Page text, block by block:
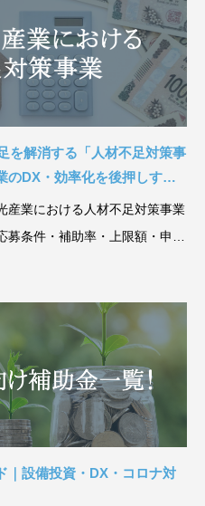
を解消する「人材不足対策事
のDX・効率化を後押しする
産業における人材不足対策事業
募条件・補助率・上限額・申請
｜設備投資・DX・コロナ対